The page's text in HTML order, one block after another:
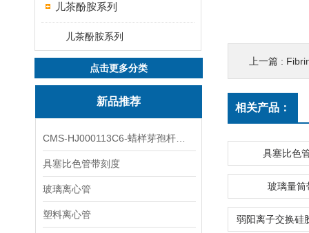
儿茶酚胺系列
儿茶酚胺系列
点击更多分类
新品推荐
具塞比色管带刻度
玻璃离心管
塑料离心管
上一篇 :
相关产品：
具塞比色
玻璃量筒